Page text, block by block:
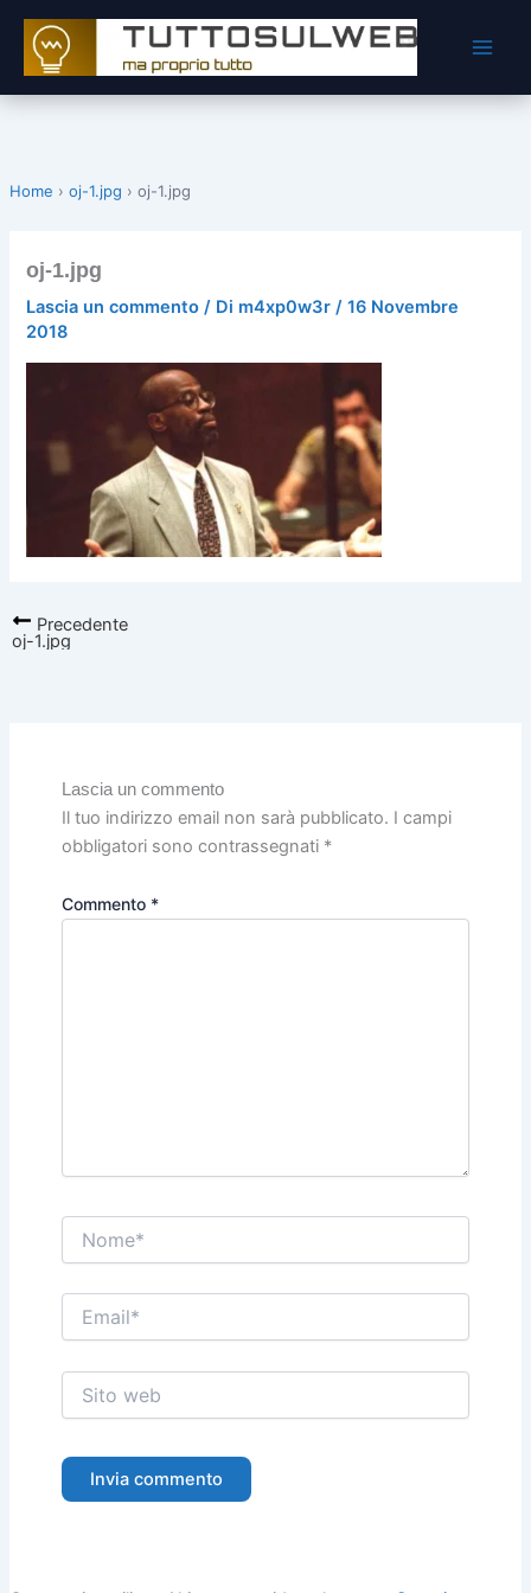
contenuto
Home › oj-1.jpg › oj-1.jpg
oj-1.jpg
Lascia un commento / Di m4xp0w3r/16 Novembre
2018
Precedente
oj-1.jpg
Lascia un commento
Il tuo indirizzo email non sarà pubblicato. I campi
obbligatori sono contrassegnati *
Commento *
Nome*
Email*
Sito
web